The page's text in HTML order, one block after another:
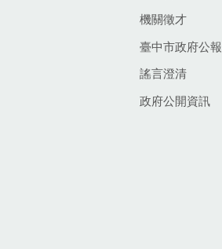
機關徵才
臺中市政府公報
謠言澄清
政府公開資訊